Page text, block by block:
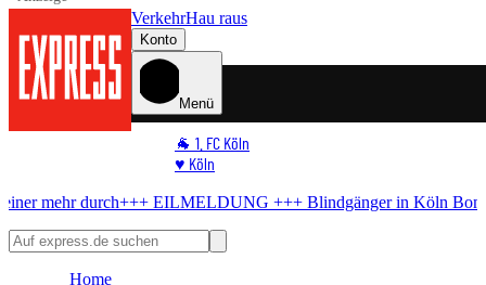
VerkehrHau raus
Konto
Menü
🐐 1. FC Köln
♥️ Köln
🏆 Sport
+++ EILMELDUNG +++Blindgänger in KölnBombe im Rhein!
Home